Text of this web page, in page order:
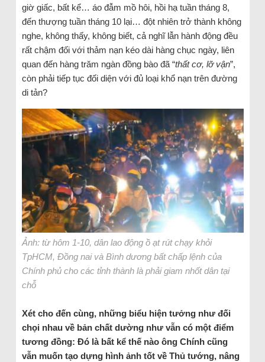
giờ giấc, bất kể… áo đẫm mồ hôi, hồi hạ tuần tháng 8,
đến thượng tuần tháng 10 lại… đột nhiên trở thành không
nghe, không thấy, không biết, cả nghĩ lẫn hành động đều
rất chậm đối với thảm nạn kéo dài hàng chục ngày, liên
quan đến hàng trăm ngàn đồng bào đã “thất cơ, lỡ vận”,
còn phải tiếp tục đối diện với đủ loại khổ nạn trên đường
di tản?
Ảnh: từ hôm 1-10, dân lao động ồ ạt rút chạy khỏi
TpHCM, Đồng nai và Bình dương bất chấp lệnh của
Chính phủ cho các tỉnh thành là phải giam nhốt dân tại
chỗ
Xét cho đến cùng, những biểu hiện tưởng như đối
chọi nhau về bản chất dường như vẫn có một điểm
tương đồng: Đó là bất kể thế nào ông Chính cũng
vẫn muốn tạo dựng hình ảnh tốt về Thủ tướng, nâng